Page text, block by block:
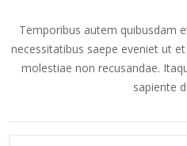
Temporibus autem quibusdam
necessitatibus saepe eveniet ut
molestiae non recusandae.
sapiente